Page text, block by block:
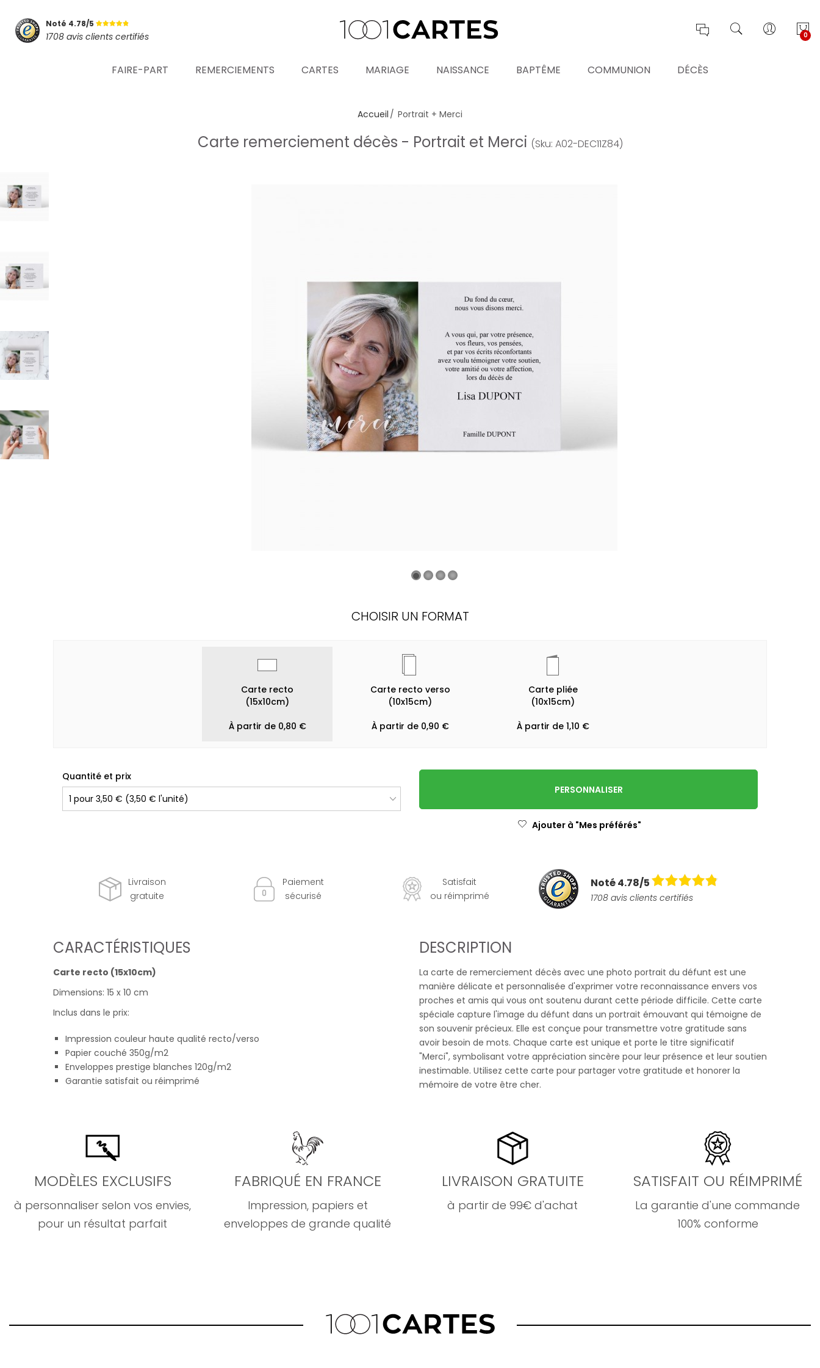
Noté 4.78/5
1708 avis clients certifiés 0
FAIRE-PART REMERCIEMENTS CARTES MARIAGE NAISSANCE BAPTÊME COMMUNION DÉCÈS
SE CONNECTER
Accueil Portrait + Merci
Carte remerciement décès - Portrait et Merci (Sku: A02-DEC11Z84)
CHOISIR UN FORMAT
Carte recto
(15x10cm)
À partir de 0,80 €
Carte recto verso
(10x15cm)
À partir de 0,90 €
Carte pliée
(10x15cm)
À partir de 1,10 €
Quantité et prix
PERSONNALISER
Ajouter à "Mes préférés"
Livraison
gratuite
Paiement
sécurisé
Satisfait
ou réimprimé
Noté 4.78/5
1708 avis clients certifiés
CARACTÉRISTIQUES
Carte recto (15x10cm)
Dimensions: 15 x 10 cm
Inclus dans le prix:
Impression couleur haute qualité recto/verso
Papier couché 350g/m2
Enveloppes prestige blanches 120g/m2
Garantie satisfait ou réimprimé
DESCRIPTION
La carte de remerciement décès avec une photo portrait du défunt est une
manière délicate et personnalisée d'exprimer votre reconnaissance envers vos
proches et amis qui vous ont soutenu durant cette période difficile. Cette carte
spéciale capture l'image du défunt dans un portrait émouvant qui témoigne de
son souvenir précieux. Elle est conçue pour transmettre votre gratitude sans
avoir besoin de mots. Chaque carte est unique et porte le titre significatif
"Merci", symbolisant votre appréciation sincère pour leur présence et leur soutien
inestimable. Utilisez cette carte pour partager votre gratitude et honorer la
mémoire de votre être cher.
MODÈLES EXCLUSIFS
à personnaliser selon vos envies,
pour un résultat parfait
FABRIQUÉ EN FRANCE
Impression, papiers et
enveloppes de grande qualité
LIVRAISON GRATUITE
à partir de 99€ d'achat
SATISFAIT OU RÉIMPRIMÉ
La garantie d'une commande
100% conforme